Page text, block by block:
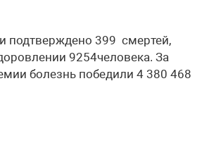
подтверждено 399 смертей,
9254человека. За
болезнь победили 4 380 468